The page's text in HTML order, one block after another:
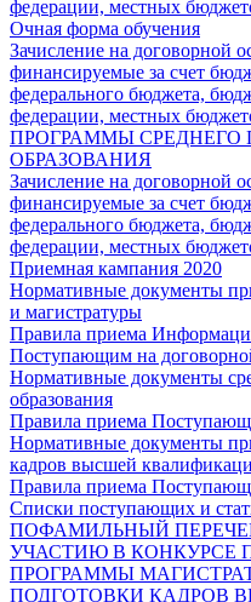
федерации, местных
Очная форма обучения
Зачисление на договорной
финансируемые за счет
федерального бюджета,
федерации, местных
ПРОГРАММЫ
ОБРАЗОВАНИЯ
Зачисление на договорной
финансируемые за счет
федерального бюджета,
федерации, местных
Приемная кампания 2020
Нормативные документы
и магистратуры
Правила приема
Поступающим на
Нормативные документы
образования
Правила приема
Нормативные документы
кадров высшей
Правила приема
Списки поступающих и
ПОФАМИЛЬНЫЙ
УЧАСТИЮ В КОНКУРСЕ
ПРОГРАММЫ
ПОДГОТОВКИ КАДРОВ